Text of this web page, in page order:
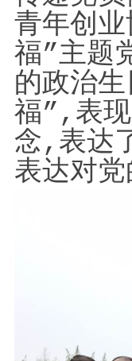
青年创
福”主题
的政治
福”,表
念,表达
表达对